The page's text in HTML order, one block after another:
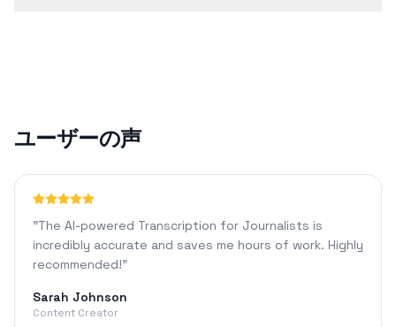
ユーザーの声
"The AI-powered Transcription for Journalists is
incredibly accurate and saves me hours of work. Highly
recommended!"
Sarah Johnson
Content Creator